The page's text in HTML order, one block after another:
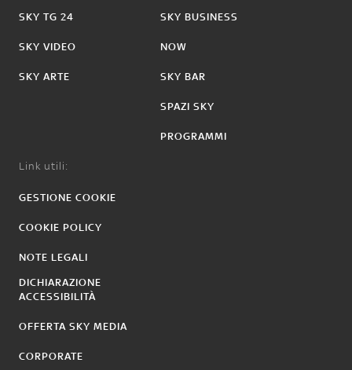
SKY TG 24
SKY VIDEO
SKY ARTE
SKY BUSINESS
NOW
SKY BAR
SPAZI SKY
PROGRAMMI
Link utili:
GESTIONE COOKIE
COOKIE POLICY
NOTE LEGALI
DICHIARAZIONE
ACCESSIBILITÀ
OFFERTA SKY MEDIA
CORPORATE